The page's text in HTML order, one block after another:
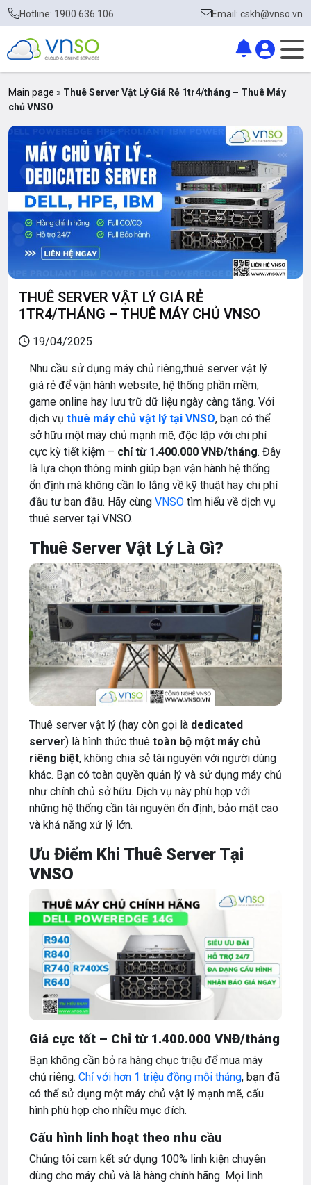
Hotline: 1900 636 106 Email: cskh@vnso.vn
Main page » Thuê Server Vật Lý Giá Rẻ 1tr4/tháng – Thuê Máy
chủ VNSO
THUÊ SERVER VẬT LÝ GIÁ RẺ
1TR4/THÁNG – THUÊ MÁY CHỦ VNSO
19/04/2025
Nhu cầu sử dụng máy chủ riêng,thuê server vật lý
giá rẻ để vận hành website, hệ thống phần mềm,
game online hay lưu trữ dữ liệu ngày càng tăng. Với
dịch vụ thuê máy chủ vật lý tại VNSO, bạn có thể
sở hữu một máy chủ mạnh mẽ, độc lập với chi phí
cực kỳ tiết kiệm – chỉ từ 1.400.000 VNĐ/tháng. Đây
là lựa chọn thông minh giúp bạn vận hành hệ thống
ổn định mà không cần lo lắng về kỹ thuật hay chi phí
đầu tư ban đầu. Hãy cùng VNSO tìm hiểu về dịch vụ
thuê server tại VNSO.
Thuê Server Vật Lý Là Gì?
Thuê server vật lý (hay còn gọi là dedicated
server) là hình thức thuê toàn bộ một máy chủ
riêng biệt, không chia sẻ tài nguyên với người dùng
khác. Bạn có toàn quyền quản lý và sử dụng máy chủ
như chính chủ sở hữu. Dịch vụ này phù hợp với
những hệ thống cần tài nguyên ổn định, bảo mật cao
và khả năng xử lý lớn.
Ưu Điểm Khi Thuê Server Tại
VNSO
Giá cực tốt – Chỉ từ 1.400.000 VNĐ/tháng
Bạn không cần bỏ ra hàng chục triệu để mua máy
chủ riêng. Chỉ với hơn 1 triệu đồng mỗi tháng, bạn đã
có thể sử dụng một máy chủ vật lý mạnh mẽ, cấu
hình phù hợp cho nhiều mục đích.
Cấu hình linh hoạt theo nhu cầu
Chúng tôi cam kết sử dụng 100% linh kiện chuyên
dùng cho máy chủ và là hàng chính hãng. Mọi linh